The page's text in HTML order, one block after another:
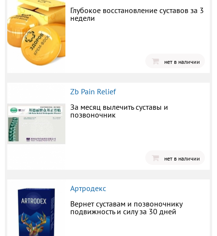
Глубокое восстановление суставов за 3
недели
нет в наличии
Zb Pain Relief
За месяц вылечить суставы и
позвоночник
нет в наличии
Артродекс
Вернет суставам и позвоночнику
подвижность и силу за 30 дней